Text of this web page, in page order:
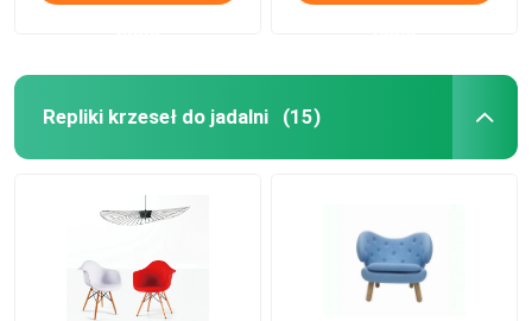
Repliki krzeseł do jadalni (15)